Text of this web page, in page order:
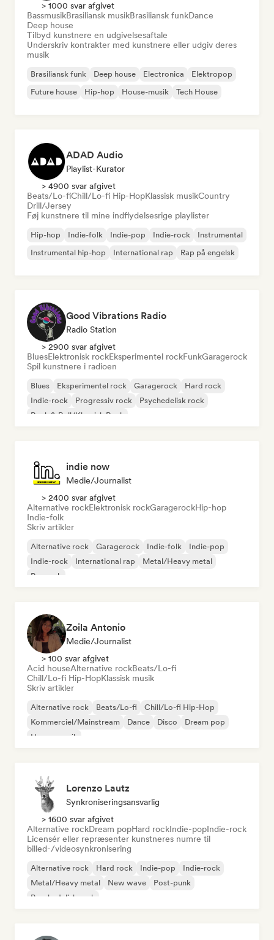
> 1000 svar afgivet
BassmusikBrasiliansk musikBrasiliansk funkDance
Deep house
Tilbyd kunstnere en udgivelsesaftale
Underskriv kontrakter med kunstnere eller udgiv deres
musik
Brasiliansk funk Deep house Electronica
Elektropop
Future house
Hip-hop House-musik Tech House
ADAD Audio
Playlist-Kurator
> 4900 svar afgivet
Beats/Lo-fiChill/Lo-fi Hip-HopKlassisk musikCountry
Drill/Jersey
Føj kunstnere til mine indflydelsesrige playlister
Hip-hop Indie-folk Indie-pop Indie-rock
Instrumental
Instrumental hip-hop
International rap Rap på engelsk
Good Vibrations Radio
Radio Station
> 2900 svar afgivet
BluesElektronisk rockEksperimentel rockFunkGaragerock
Spil kunstnere i radioen
Blues Eksperimentel rock Garagerock
Hard rock
Indie-rock
Progressiv rock
Psychedelisk rock
Rock & Roll/Klassisk Rock
indie now
Medie/journalist
> 2400 svar afgivet
Alternative rockElektronisk rockGaragerockHip-hop
Indie-folk
Skriv artikler
Alternative rock Garagerock Indie-folk
Indie-pop
Indie-rock
International rap
Metal/Heavy metal
Poprock
Zoila Antonio
Medie/journalist
> 100 svar afgivet
Acid houseAlternative rockBeats/Lo-fi
Chill/Lo-fi Hip-HopKlassisk musik
Skriv artikler
Alternative rock Beats/Lo-fi
Chill/Lo-fi Hip-Hop
Kommerciel/Mainstream
Dance Disco
Dream pop
House-musik
Lorenzo Lautz
Synkroniseringsansvarlig
> 1600 svar afgivet
Alternative rockDream popHard rockIndie-popIndie-rock
Licensér eller repræsenter kunstneres numre til
billed-/videosynkronisering
Alternative rock Hard rock Indie-pop
Indie-rock
Metal/Heavy metal
New wave
Post-punk
Psychedelisk rock